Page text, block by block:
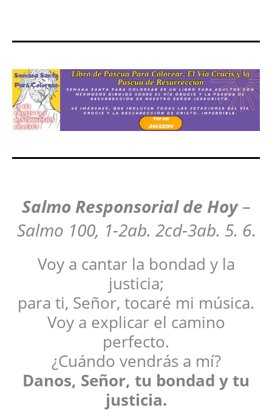
Salmo Responsorial de Hoy –
Salmo 100, 1-2ab. 2cd-3ab. 5. 6.
Voy a cantar la bondad y la
justicia;
para ti, Señor, tocaré mi música.
Voy a explicar el camino
perfecto.
¿Cuándo vendrás a mí?
Danos, Señor, tu bondad y tu
justicia.